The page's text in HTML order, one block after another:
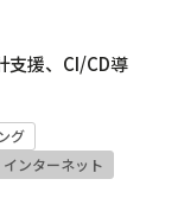
支援、CI/CD導
グ
ンターネット